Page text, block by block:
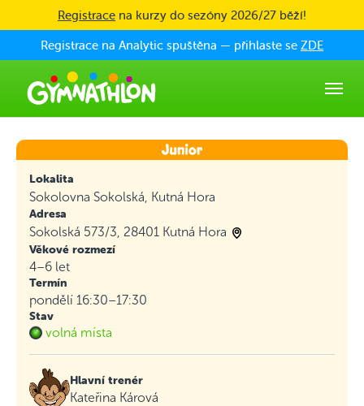
Skip to main content
Registrace na kurzy do sezóny 2026/27 běží!
Registrace na Analytic spuštěna — přihlaste se ZDE
Lokalita
Sokolovna Sokolská, Kutná Hora
Adresa
Sokolská 573/3, 28401 Kutná Hora
Věkové rozmezí
4–6 let
Termín
pondělí 16:30–17:30
Stav
volná místa
Hlavní trenér
Kateřina Kárová